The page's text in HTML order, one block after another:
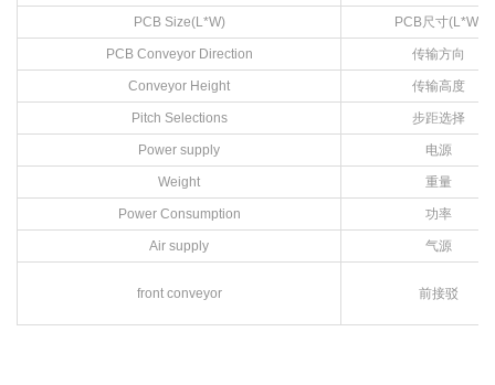
PCB Size(L*W) PCB尺寸(L*W)
PCB Conveyor Direction 传输方向
Conveyor Height 传输高度
Pitch Selections 步距选择
Power supply 电源
Weight 重量
Power Consumption 功率
Air supply 气源
front conveyor 前接驳